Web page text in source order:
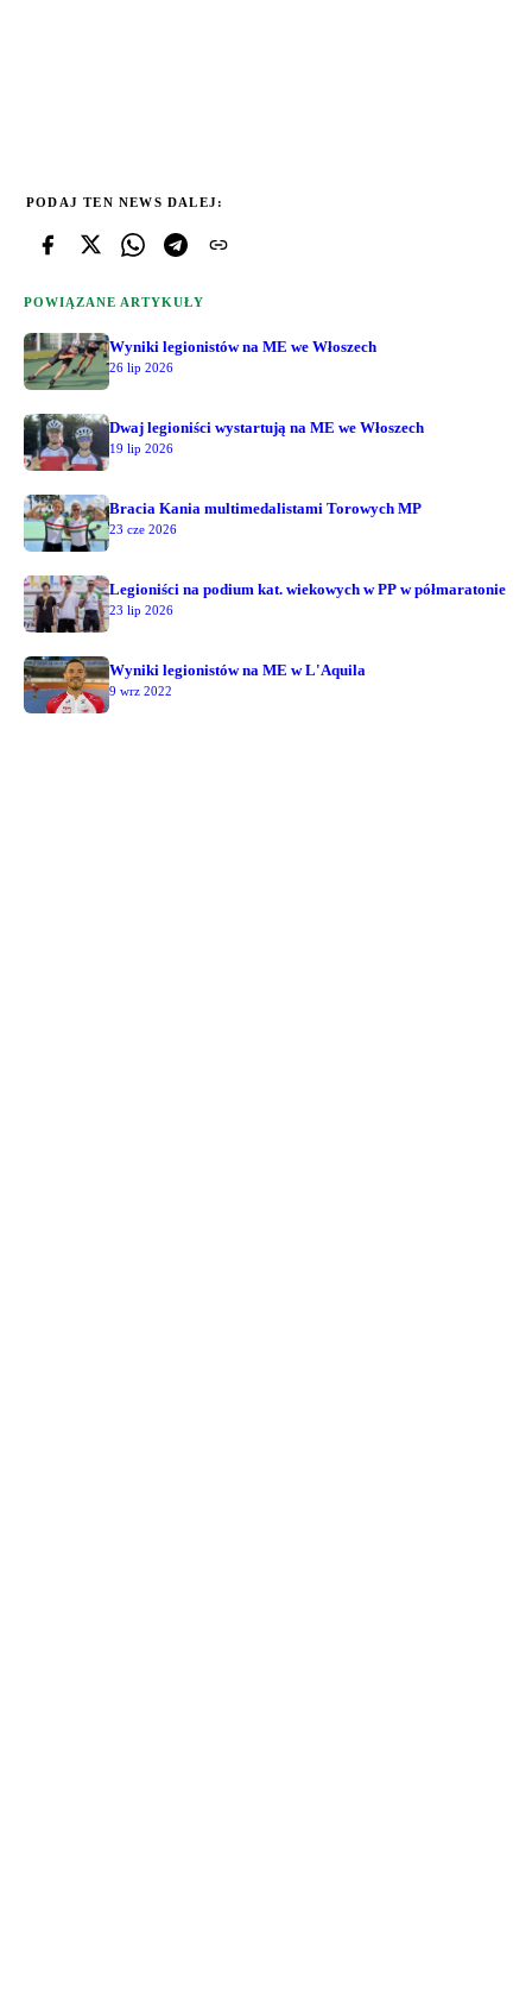
PODAJ TEN NEWS DALEJ:
POWIĄZANE ARTYKUŁY
Wyniki legionistów na ME we Włoszech
26 lip 2026
Dwaj legioniści wystartują na ME we Włoszech
19 lip 2026
Bracia Kania multimedalistami Torowych MP
23 cze 2026
Legioniści na podium kat. wiekowych w PP w półmaratonie
23 lip 2026
Wyniki legionistów na ME w L'Aquila
9 wrz 2022